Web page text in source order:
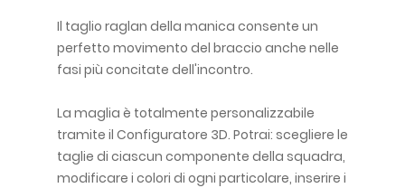
Il taglio raglan della manica consente un
perfetto movimento del braccio anche nelle
fasi più concitate dell'incontro.
La maglia è totalmente personalizzabile
tramite il Configuratore 3D. Potrai: scegliere le
taglie di ciascun componente della squadra,
modificare i colori di ogni particolare, inserire i